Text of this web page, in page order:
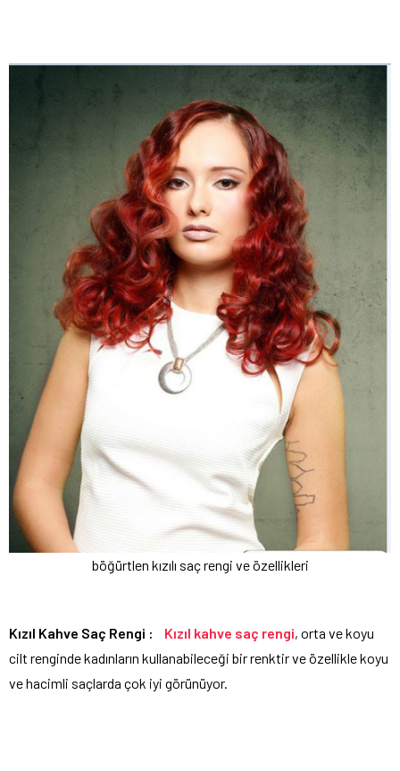
böğürtlen kızılı saç rengi ve özellikleri
Kızıl Kahve Saç Rengi : Kızıl kahve saç rengi, orta ve koyu
cilt renginde kadınların kullanabileceği bir renktir ve özellikle koyu
ve hacimli saçlarda çok iyi görünüyor.